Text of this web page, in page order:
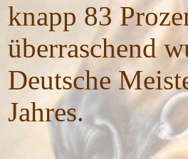
knapp 83
überraschend
Deutsche
Jahres.